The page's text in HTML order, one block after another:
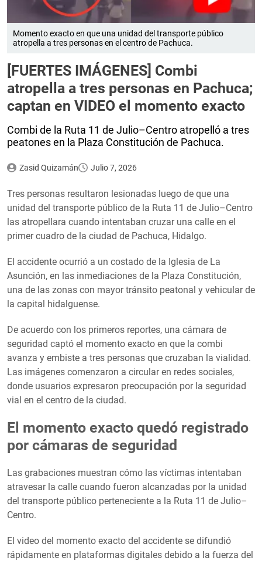
Momento exacto en que una unidad del transporte público
atropella a tres personas en el centro de Pachuca.
[FUERTES IMÁGENES] Combi
atropella a tres personas en Pachuca;
captan en VIDEO el momento exacto
Combi de la Ruta 11 de Julio–Centro atropelló a tres
peatones en la Plaza Constitución de Pachuca.
Zasid Quizamán Julio 7, 2026
Tres personas resultaron lesionadas luego de que una
unidad del transporte público de la Ruta 11 de Julio–Centro
las atropellara cuando intentaban cruzar una calle en el
primer cuadro de la ciudad de Pachuca, Hidalgo.
El accidente ocurrió a un costado de la Iglesia de La
Asunción, en las inmediaciones de la Plaza Constitución,
una de las zonas con mayor tránsito peatonal y vehicular de
la capital hidalguense.
De acuerdo con los primeros reportes, una cámara de
seguridad captó el momento exacto en que la combi
avanza y embiste a tres personas que cruzaban la vialidad.
Las imágenes comenzaron a circular en redes sociales,
donde usuarios expresaron preocupación por la seguridad
vial en el centro de la ciudad.
El momento exacto quedó registrado
por cámaras de seguridad
Las grabaciones muestran cómo las víctimas intentaban
atravesar la calle cuando fueron alcanzadas por la unidad
del transporte público perteneciente a la Ruta 11 de Julio–
Centro.
El video del momento exacto del accidente se difundió
rápidamente en plataformas digitales debido a la fuerza del